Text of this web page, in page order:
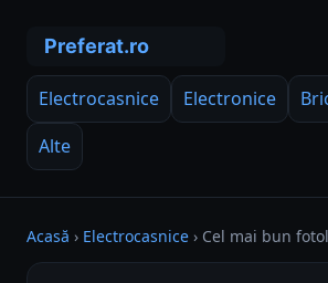
Electrocasnice Electronice
Alte
Acasă › Electrocasnice › Cel mai bun